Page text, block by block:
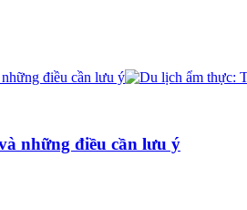
những điều cần lưu ý